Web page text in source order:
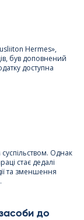
Her­mes»,
був доповнений
доступна
Однак
стає дедалі
та зменшення
до